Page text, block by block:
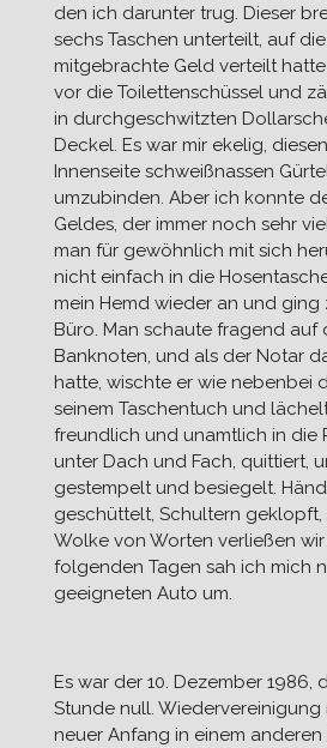
den ich darunter trug. Dieser
sechs Taschen unterteilt, auf
mitgebrachte Geld verteilt
vor die Toilettenschüssel und
in durchgeschwitzten
Deckel. Es war mir ekelig,
Innenseite schweißnassen
umzubinden. Aber ich konnte
Geldes, der immer noch sehr
man für gewöhnlich mit sich
nicht einfach in die
mein Hemd wieder an und ging
Büro. Man schaute fragend auf
Banknoten, und als der Notar
hatte, wischte er wie nebenbei
seinem Taschentuch und
freundlich und unamtlich in die
unter Dach und Fach, quittiert,
gestempelt und besiegelt.
geschüttelt, Schultern geklopft,
Wolke von Worten verließen
folgenden Tagen sah ich mich
geeigneten Auto um.
Es war der 10. Dezember 1986,
Stunde null. Wiedervereinigung
neuer Anfang in einem